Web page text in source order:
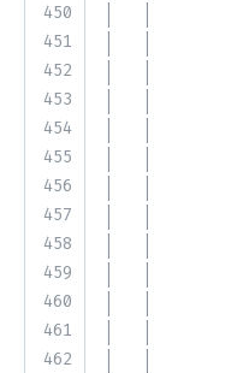
450
451
452
453
454
455
456
457
458
459
460
461
462
│   │
│   │
│   │
│   │
│   │
│   │
│   │
│   │
│   │
│   │
│   │
│   │
│   │